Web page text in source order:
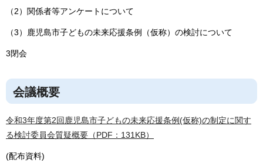
（2）関係者等アンケートについて
（3）鹿児島市子どもの未来応援条例（仮称）の検討について
3閉会
会議概要
令和3年度第2回鹿児島市子どもの未来応援条例(仮称)の制定に関す
る検討委員会質疑概要（PDF：131KB）
(配布資料)